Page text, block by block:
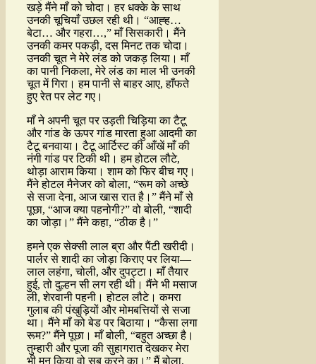
खड़े मैंने माँ को चोदा। हर धक्के के साथ
उनकी चूचियाँ उछल रही थी। “आह्ह…
बेटा… और गहरा…,” माँ सिसकारी। मैंने
उनकी कमर पकड़ी, दस मिनट तक चोदा।
उनकी चूत ने मेरे लंड को जकड़ लिया। माँ
का पानी निकला, मेरे लंड का माल भी उनकी
चूत में गिरा। हम पानी से बाहर आए, हाँफते
हुए रेत पर लेट गए।
माँ ने अपनी चूत पर उड़ती चिड़िया का टैटू
और गांड के ऊपर गांड मारता हुआ आदमी का
टैटू बनवाया। टैटू आर्टिस्ट की आँखें माँ की
नंगी गांड पर टिकी थी। हम होटल लौटे,
थोड़ा आराम किया। शाम को फिर बीच गए।
मैंने होटल मैनेजर को बोला, “रूम को अच्छे
से सजा देना, आज खास रात है।” मैंने माँ से
पूछा, “आज क्या पहनोगी?” वो बोली, “शादी
का जोड़ा।” मैंने कहा, “ठीक है।”
हमने एक सेक्सी लाल ब्रा और पैंटी खरीदी।
पार्लर से शादी का जोड़ा किराए पर लिया—
लाल लहंगा, चोली, और दुपट्टा। माँ तैयार
हुई, तो दुल्हन सी लग रही थी। मैंने भी मसाज
ली, शेरवानी पहनी। होटल लौटे। कमरा
गुलाब की पंखुड़ियों और मोमबत्तियों से सजा
था। मैंने माँ को बेड पर बिठाया। “कैसा लगा
रूम?” मैंने पूछा। माँ बोली, “बहुत अच्छा है।
तुम्हारी और पूजा की सुहागरात देखकर मेरा
भी मन किया वो सब करने का।” मैं बोला,